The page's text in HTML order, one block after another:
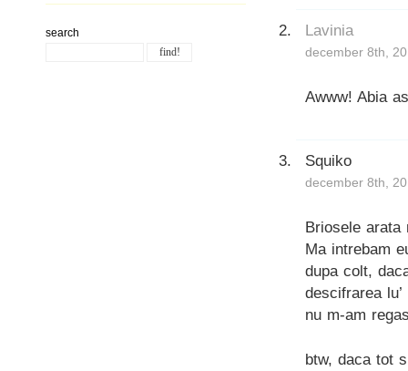
search Lavinia
december 8th,
Awww! Abia
Squiko
december 8th,
Briosele
Ma intrebam
dupa colt,
descifrarea
nu m-am
btw, daca tot